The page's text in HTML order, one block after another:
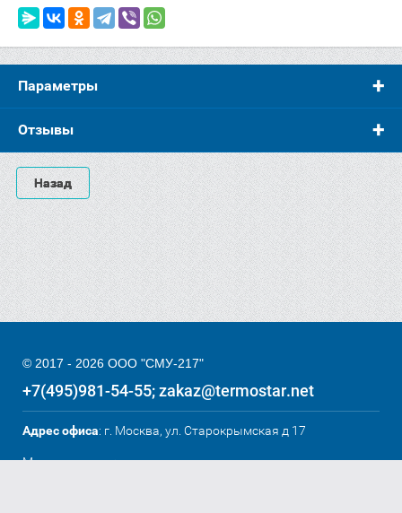
Параметры
Отзывы
Назад
© 2017 - 2026 ООО "СМУ-217"
+7(495)981-54-55 zakaz@termostar.net
Адрес офиса: г. Москва, ул. Старокрымская д 17
Мы в соц. сетях: